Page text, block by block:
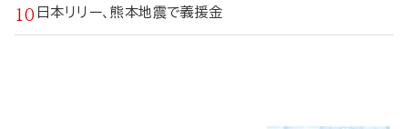
日本リリー、熊本地震で義援金